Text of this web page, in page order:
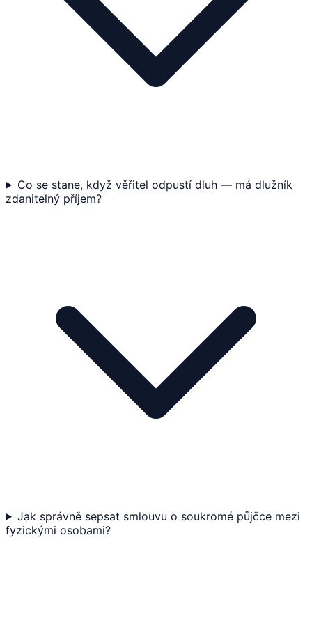
Co se stane, když věřitel odpustí dluh — má dlužník
zdanitelný příjem?
Jak správně sepsat smlouvu o soukromé půjčce mezi
fyzickými osobami?